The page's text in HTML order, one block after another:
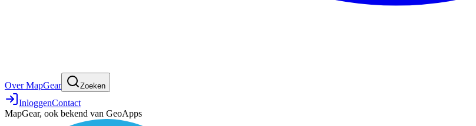
Over MapGear Zoeken
InloggenContact
MapGear, ook bekend van GeoApps